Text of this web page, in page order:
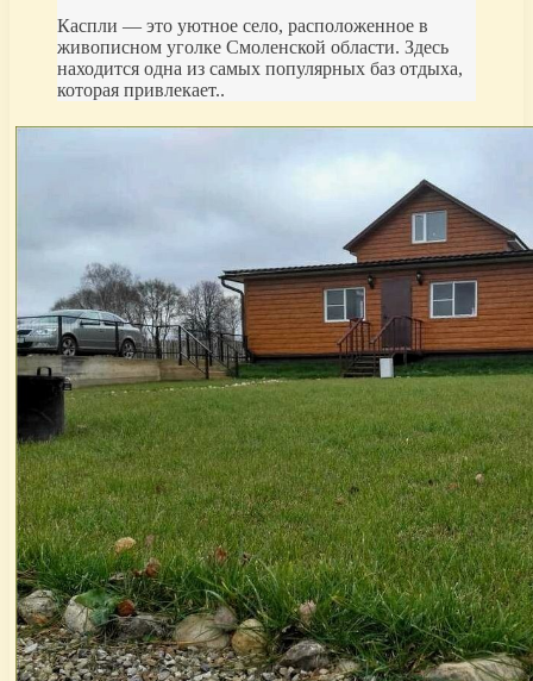
Каспли — это уютное село, расположенное в
живописном уголке Смоленской области. Здесь
находится одна из самых популярных баз отдыха,
которая привлекает..